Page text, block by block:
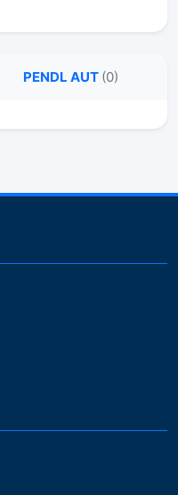
PENDL AUT (0)